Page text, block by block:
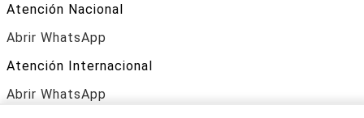
Atención Nacional
Abrir WhatsApp
Atención Internacional
Abrir WhatsApp